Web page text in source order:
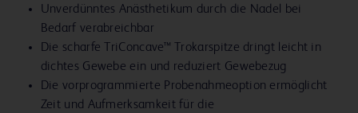
Unverdünntes Anästhetikum durch die Nadel bei
Bedarf verabreichbar
Die scharfe TriConcave™ Trokarspitze dringt leicht in
dichtes Gewebe ein und reduziert Gewebezug
Die vorprogrammierte Probenahmeoption ermöglicht
Zeit und Aufmerksamkeit für die